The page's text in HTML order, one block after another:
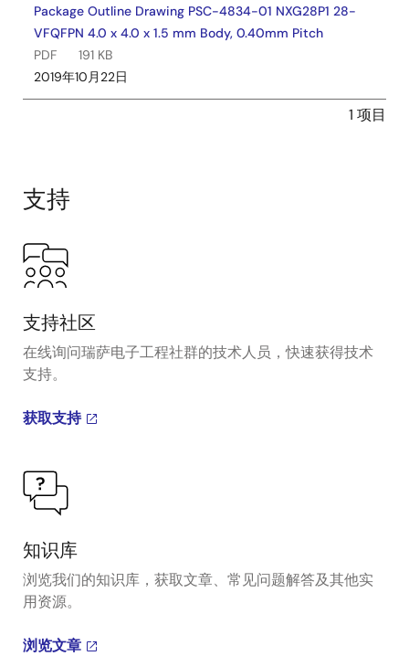
Package Outline Drawing PSC-4834-01 NXG28P1 28-
VFQFPN 4.0 x 4.0 x 1.5 mm Body, 0.40mm Pitch
PDF
191 KB
2019年10月22日
1 项目
支持
支持社区
在线询问瑞萨电子工程社群的技术人员，快速获得技术
支持。
获取支持
知识库
浏览我们的知识库，获取文章、常见问题解答及其他实
用资源。
浏览文章